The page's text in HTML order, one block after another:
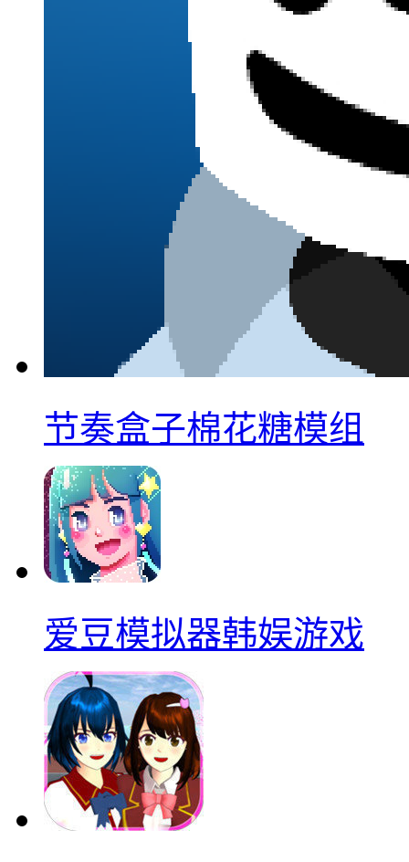
节奏盒子棉花糖模组
爱豆模拟器韩娱游戏